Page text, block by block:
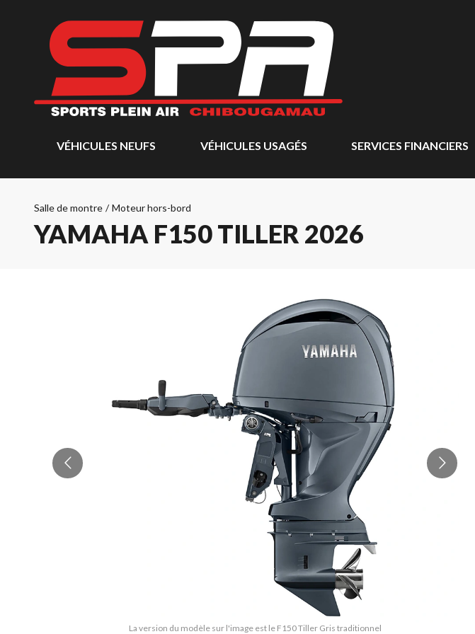
VÉHICULES NEUFS VÉHICULES USAGÉS SERVICES FINANCIERS
Salle de montre / Moteur hors-bord
YAMAHA F150 TILLER 2026
La version du modèle sur l'image est le F150 Tiller Gris traditionnel